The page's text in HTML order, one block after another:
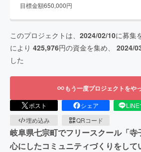
目標金額650,000円
このプロジェクトは、 2024/02/10に募集
により 425,976円の資金を集め、 2024/
した
もう一度プロジェクトをや
ポスト シェア
埋め込み
QRコード
岐阜県七宗町でフリースクール「寺
心にしたコミュニティづくりをし